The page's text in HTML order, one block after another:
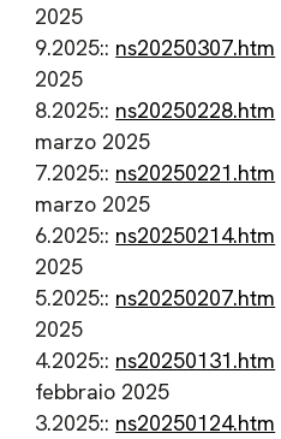
2025
9.2025:: ns20250307.htm
2025
8.2025:: ns20250228.htm
marzo 2025
7.2025:: ns20250221.htm
marzo 2025
6.2025:: ns20250214.htm
2025
5.2025:: ns20250207.htm
2025
4.2025:: ns20250131.htm
febbraio 2025
3.2025:: ns20250124.htm